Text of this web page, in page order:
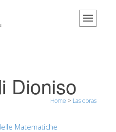
de los visitantes
Dioniso
Home > Las obras
Matematiche